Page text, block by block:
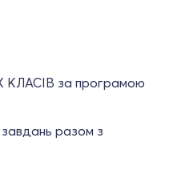
за програмою
завдань разом з